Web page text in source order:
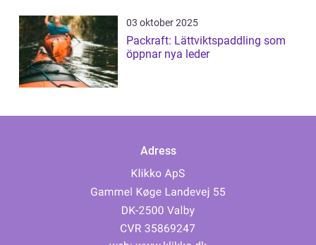
03 oktober 2025
Packraft: Lättviktspaddling som
öppnar nya leder
Adress